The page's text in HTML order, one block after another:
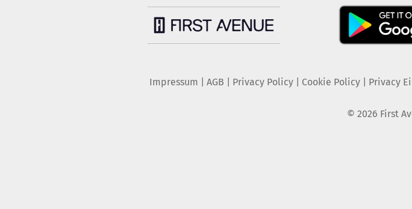
Impressum AGB Privacy Policy| Cookie Policy| Privacy
© 2026 First